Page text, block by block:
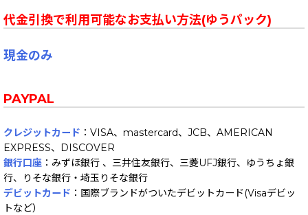
☆ BAND: Z
☆ Various Artists
Punk Rock Confidential
Graffitti: MAD
プレゼントに最適！？
中古盤商品説明
代金引換で利用可能なお支払い方法(ゆうパック)
現金のみ
PAYPAL
クレジットカード ：VISA、mastercard、JCB、AMERICAN
EXPRESS、DISCOVER
銀行口座 ：みずほ銀行 、三井住友銀行、三菱UFJ銀行、ゆうちょ銀
行、りそな銀行・埼玉りそな銀行
デビットカード ：国際ブランドがついたデビットカード(Visaデビッ
トなど）